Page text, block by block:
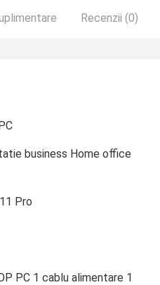
Recenzii (0)
business Home office
Pro
PC 1 cablu alimentare 1